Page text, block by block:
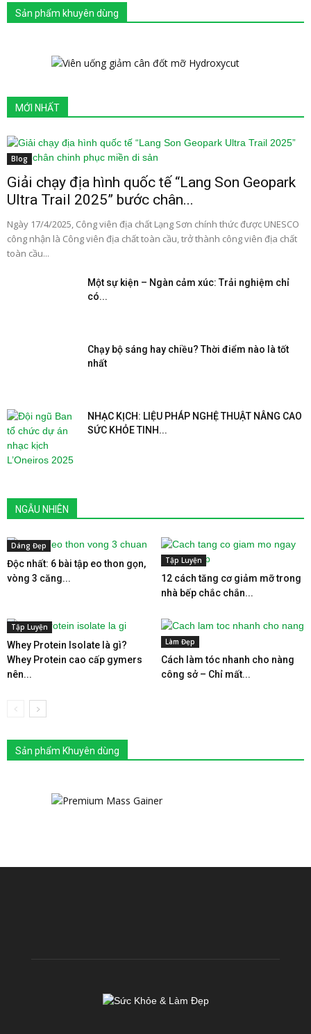
Sản phẩm khuyên dùng
MỚI NHẤT
Blog
Giải chạy địa hình quốc tế “Lang Son Geopark
Ultra Trail 2025” bước chân...
Ngày 17/4/2025, Công viên địa chất Lạng Sơn chính thức được UNESCO
công nhận là Công viên địa chất toàn cầu, trở thành công viên địa chất
toàn cầu...
Một sự kiện – Ngàn cảm xúc: Trải nghiệm chỉ
có...
Chạy bộ sáng hay chiều? Thời điểm nào là tốt
nhất
NHẠC KỊCH: LIỆU PHÁP NGHỆ THUẬT NÂNG CAO
SỨC KHỎE TINH...
NGẪU NHIÊN
Dáng Đẹp
Độc nhất: 6 bài tập eo thon gọn,
vòng 3 căng...
Tập Luyện
12 cách tăng cơ giảm mỡ trong
nhà bếp chắc chắn...
Tập Luyện
Whey Protein Isolate là gì?
Whey Protein cao cấp gymers
nên...
Làm Đẹp
Cách làm tóc nhanh cho nàng
công sở – Chỉ mất...
Sản phẩm Khuyên dùng